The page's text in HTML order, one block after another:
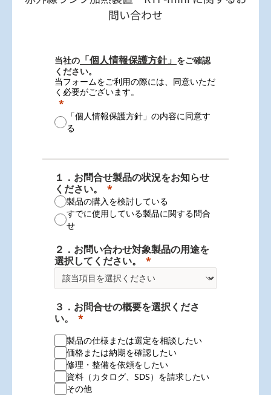
問い合わせ
当社の 「個人情報保護方針」 をご確認
ください。
当フォームをご利用の際には、同意いただ
く必要がございます。
「個人情報保護方針」の内容に同意す
る
１．お問合せ製品の状況をお知らせ
ください。
製品の購入を検討している
すでに使用している製品に関する問合
せ
２．お問い合わせ対象製品の用途を
選択してください。
３．お問合せの概要を選択くださ
い。
製品の仕様または選定を相談したい
価格または納期を確認したい
修理・整備を依頼をしたい
資料（カタログ、SDS）を請求したい
その他